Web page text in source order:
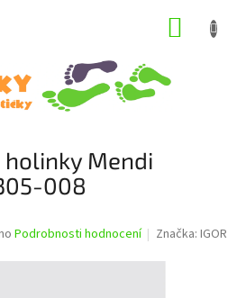
holinky Mendi
008
Podrobnosti hodnocení Značka:IGOR